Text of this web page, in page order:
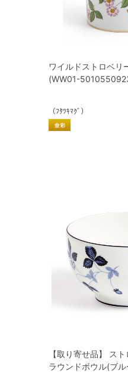
ワイルドストロベリ
(WW01-
（ﾌﾀﾂｷﾏｸﾞ）
【取り寄せ品】 ス
ラウンドボウル(ブ